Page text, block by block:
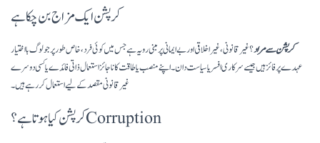
کرپشن ایک مزاج بن چکا ہے
کرپشن سے مراد؟ غیر قانونی، غیر اخلاقی اور بے ایمانی پر مبنی رویہ ہے جس میں کوئی فرد، خاص طور پر جو لوگ با اختیار
عہدے پر فائز ہیں جیسے سرکاری افسر یا سیاست دان۔ اپنے منصب یا طاقت کا ناجائز استعمال ذاتی فائدے یا کسی دوسرے
غیر قانونی مقصد کے لیے استعمال کر رہے ہیں۔
کرپشن کیا ہوتا ہے؟ Corruption